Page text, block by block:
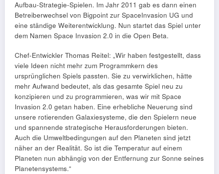
Aufbau-Strategie-Spielen. Im Jahr 2011 gab es dann einen
Betreiberwechsel von Bigpoint zur SpaceInvasion UG und
eine ständige Weiterentwicklung. Nun startet das Spiel unter
dem Namen Space Invasion 2.0 in die Open Beta.
Chef-Entwickler Thomas Reitel: „Wir haben festgestellt, dass
viele Ideen nicht mehr zum Programmkern des
ursprünglichen Spiels passten. Sie zu verwirklichen, hätte
mehr Aufwand bedeutet, als das gesamte Spiel neu zu
konzipieren und zu programmieren, was wir mit Space
Invasion 2.0 getan haben. Eine erhebliche Neuerung sind
unsere rotierenden Galaxiesysteme, die den Spielern neue
und spannende strategische Herausforderungen bieten.
Auch die Umweltbedingungen auf den Planeten sind jetzt
näher an der Realität. So ist die Temperatur auf einem
Planeten nun abhängig von der Entfernung zur Sonne seines
Planetensystems.“